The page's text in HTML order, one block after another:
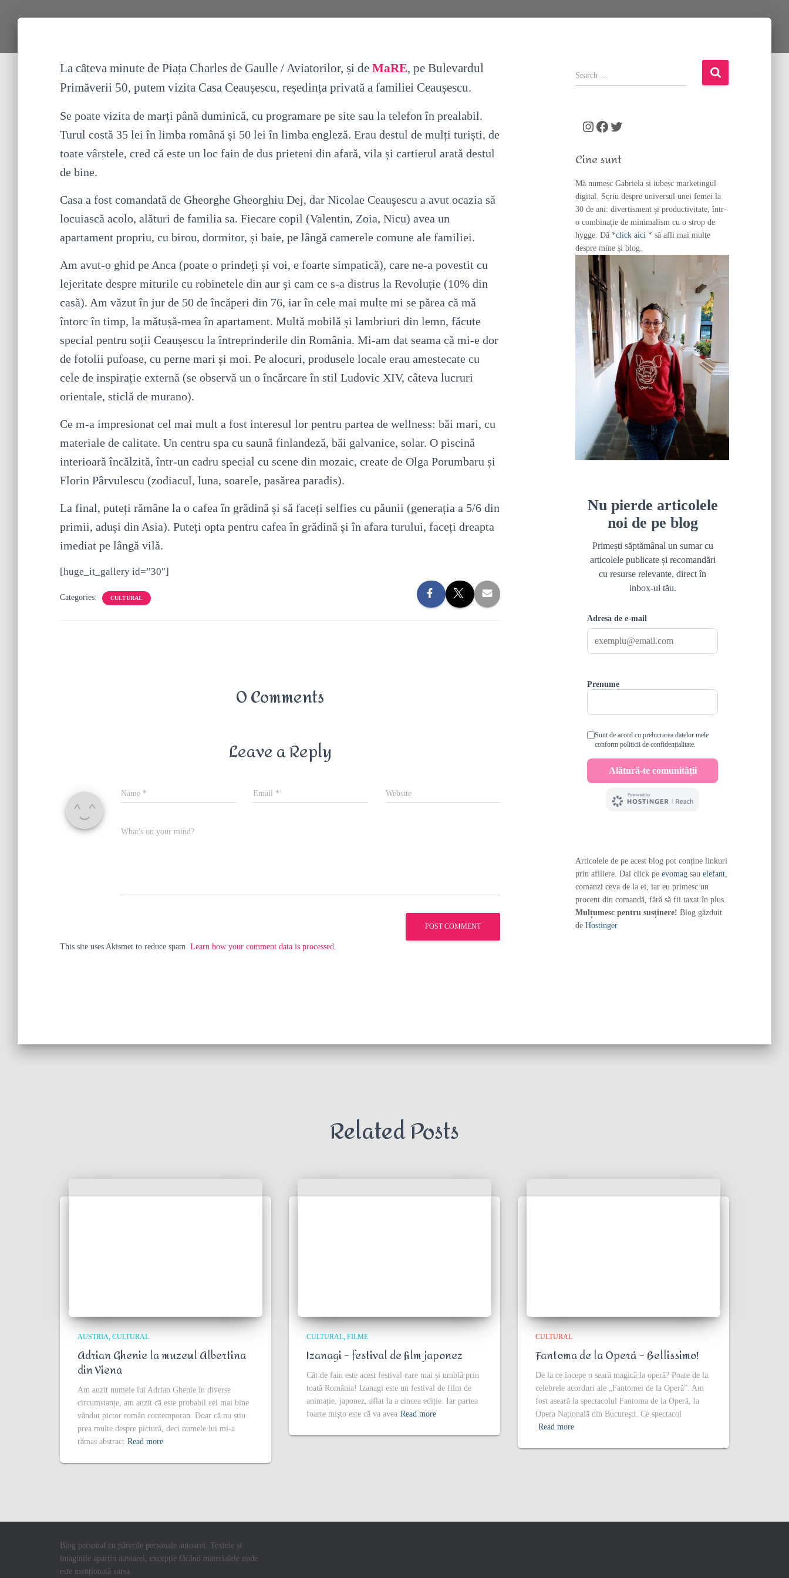
La câteva minute de Piața Charles de Gaulle / Aviatorilor, și de MaRE, pe Bulevardul
Primăverii 50, putem vizita Casa Ceaușescu, reședința privată a familiei Ceaușescu.
Se poate vizita de marți până duminică, cu programare pe site sau la telefon în prealabil.
Turul costă 35 lei în limba română și 50 lei în limba engleză. Erau destul de mulți turiști, de
toate vârstele, cred că este un loc fain de dus prieteni din afară, vila și cartierul arată destul
de bine.
Casa a fost comandată de Gheorghe Gheorghiu Dej, dar Nicolae Ceaușescu a avut ocazia să
locuiască acolo, alături de familia sa. Fiecare copil (Valentin, Zoia, Nicu) avea un
apartament propriu, cu birou, dormitor, și baie, pe lângă camerele comune ale familiei.
Am avut-o ghid pe Anca (poate o prindeți și voi, e foarte simpatică), care ne-a povestit cu
lejeritate despre miturile cu robinetele din aur și cam ce s-a distrus la Revoluție (10% din
casă). Am văzut în jur de 50 de încăperi din 76, iar în cele mai multe mi se părea că mă
întorc în timp, la mătușă-mea în apartament. Multă mobilă și lambriuri din lemn, făcute
special pentru soții Ceaușescu la întreprinderile din România. Mi-am dat seama că mi-e dor
de fotolii pufoase, cu perne mari și moi. Pe alocuri, produsele locale erau amestecate cu
cele de inspirație externă (se observă un o încărcare în stil Ludovic XIV, câteva lucruri
orientale, sticlă de murano).
Ce m-a impresionat cel mai mult a fost interesul lor pentru partea de wellness: băi mari, cu
materiale de calitate. Un centru spa cu saună finlandeză, băi galvanice, solar. O piscină
interioară încălzită, într-un cadru special cu scene din mozaic, create de Olga Porumbaru și
Florin Pârvulescu (zodiacul, luna, soarele, pasărea paradis).
La final, puteți rămâne la o cafea în grădină și să faceți selfies cu păunii (generația a 5/6 din
primii, aduși din Asia). Puteți opta pentru cafea în grădină și în afara turului, faceți dreapta
imediat pe lângă vilă.
[huge_it_gallery id=”30″]
Categories: CULTURAL
0 Comments
Leave a Reply
Name * Email * Website
What's on your mind?
This site uses Akismet to reduce spam. Learn how your comment data is processed.
S
e
o
:
Instagram Facebook Twitter
Cine sunt
Mă numesc Gabriela si iubesc marketingul
digital. Scriu despre universul unei femei la
30 de ani: divertisment și productivitate, într-
o combinație de minimalism cu o strop de
hygge. Dă *click aici * să afli mai multe
despre mine și blog.
Articolele de pe acest blog pot conține linkuri
prin afiliere. Dai click pe evomagsau elefant,
comanzi ceva de la ei, iar eu primesc un
procent din comandă, fără să fii taxat în plus.
Mulțumesc pentru susținere! Blog găzduit
de Hostinger
Related Posts
AUSTRIA CULTURAL
Adrian Ghenie la muzeul Albertina
din Viena
Am auzit numele lui Adrian Ghenie în diverse
circumstanțe, am auzit că este probabil cel mai bine
vândut pictor român contemporan. Doar că nu știu
prea multe despre pictură, deci numele lui mi-a
rămas abstract Read more
CULTURAL FILME
Izanagi – festival de film japonez
Cât de fain este acest festival care mai și umblă prin
toată România! Izanagi este un festival de film de
animație, japonez, aflat la a cincea ediție. Iar partea
foarte mișto este că va avea Read more
CULTURAL
Fantoma de la Operă – Bellissimo!
De la ce începe o seară magică la operă? Poate de la
celebrele acorduri ale „Fantomei de la Operă”. Am
fost aseară la spectacolul Fantoma de la Operă, la
Opera Națională din București. Ce spectacol
Read more
Blog personal cu părerile personale autoarei. Textele și
imaginile aparțin autoarei, excepție făcând materialele unde
este menționată sursa.